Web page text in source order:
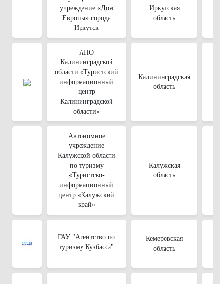
учреждение «Дом
Европы» города
Иркутск
Иркутская
область
АНО
Калининградской
области «Туристский
информационный
центр
Калининградской
области»
Калининградская
область
Автономное
учреждение
Калужской области
по туризму
«Туристско-
информационный
центр «Калужский
край»
Калужская
область
ГАУ "Агентство по
туризму Кузбасса"
Кемеровская
область